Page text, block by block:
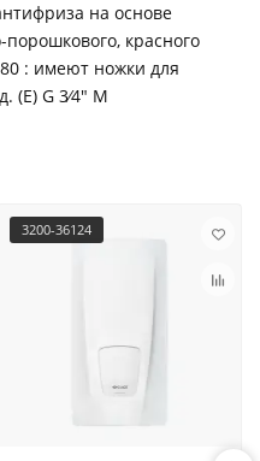
на основе
красного
80 : имеют ножки для
(E) G 3⁄4" M
3200-36124